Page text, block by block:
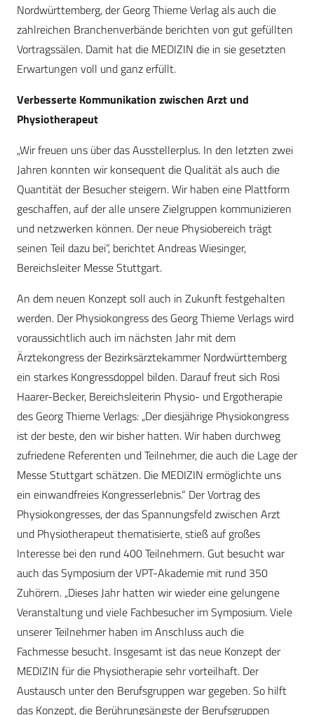
Nordwürttemberg, der Georg Thieme Verlag als auch die
zahlreichen Branchenverbände berichten von gut gefüllten
Vortragssälen. Damit hat die MEDIZIN die in sie gesetzten
Erwartungen voll und ganz erfüllt.
Verbesserte Kommunikation zwischen Arzt und
Physiotherapeut
„Wir freuen uns über das Ausstellerplus. In den letzten zwei
Jahren konnten wir konsequent die Qualität als auch die
Quantität der Besucher steigern. Wir haben eine Plattform
geschaffen, auf der alle unsere Zielgruppen kommunizieren
und netzwerken können. Der neue Physiobereich trägt
seinen Teil dazu bei“, berichtet Andreas Wiesinger,
Bereichsleiter Messe Stuttgart.
An dem neuen Konzept soll auch in Zukunft festgehalten
werden. Der Physiokongress des Georg Thieme Verlags wird
voraussichtlich auch im nächsten Jahr mit dem
Ärztekongress der Bezirksärztekammer Nordwürttemberg
ein starkes Kongressdoppel bilden. Darauf freut sich Rosi
Haarer-Becker, Bereichsleiterin Physio- und Ergotherapie
des Georg Thieme Verlags: „Der diesjährige Physiokongress
ist der beste, den wir bisher hatten. Wir haben durchweg
zufriedene Referenten und Teilnehmer, die auch die Lage der
Messe Stuttgart schätzen. Die MEDIZIN ermöglichte uns
ein einwandfreies Kongresserlebnis.“ Der Vortrag des
Physiokongresses, der das Spannungsfeld zwischen Arzt
und Physiotherapeut thematisierte, stieß auf großes
Interesse bei den rund 400 Teilnehmern. Gut besucht war
auch das Symposium der VPT-Akademie mit rund 350
Zuhörern. „Dieses Jahr hatten wir wieder eine gelungene
Veranstaltung und viele Fachbesucher im Symposium. Viele
unserer Teilnehmer haben im Anschluss auch die
Fachmesse besucht. Insgesamt ist das neue Konzept der
MEDIZIN für die Physiotherapie sehr vorteilhaft. Der
Austausch unter den Berufsgruppen war gegeben. So hilft
das Konzept, die Berührungsängste der Berufsgruppen